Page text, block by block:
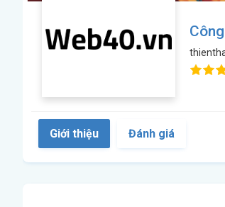
Giới thiệu Đánh giá